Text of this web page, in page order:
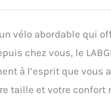
vélo abordable qui
chez vous, le
à l’esprit que vous
taille et votre confort